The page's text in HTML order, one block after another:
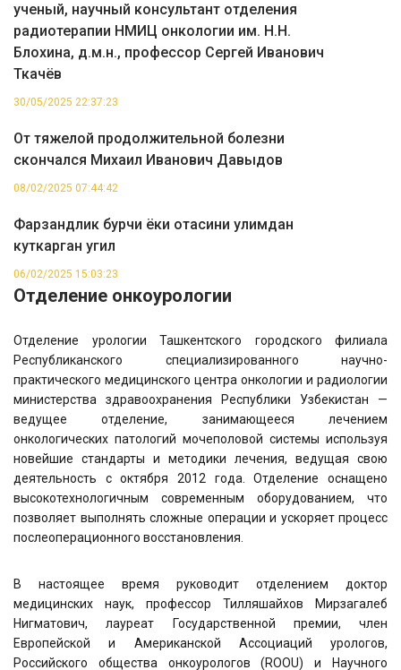
ученый, научный консультант отделения
радиотерапии НМИЦ онкологии им. Н.Н.
Блохина, д.м.н., профессор Сергей Иванович
Ткачёв
30/05/2025 22:37:23
От тяжелой продолжительной болезни
скончался Михаил Иванович Давыдов
08/02/2025 07:44:42
Фарзандлик бурчи ёки отасини улимдан
куткарган угил
06/02/2025 15:03:23
Отделение онкоурологии
Отделение урологии Ташкентского городского филиала
Республиканского специализированного научно-
практического медицинского центра онкологии и радиологии
министерства здравоохранения Республики Узбекистан —
ведущее отделение, занимающееся лечением
онкологических патологий мочеполовой системы используя
новейшие стандарты и методики лечения, ведущая свою
деятельность c октября 2012 года. Отделение оснащено
высокотехнологичным современным оборудованием, что
позволяет выполнять сложные операции и ускоряет процесс
послеоперационного восстановления.
В настоящее время руководит отделением доктор
медицинских наук, профессор Тилляшайхов Мирзагалеб
Нигматович, лауреат Государственной премии, член
Европейской и Американской Ассоциаций урологов,
Российского общества онкоурологов (ROOU) и Научного